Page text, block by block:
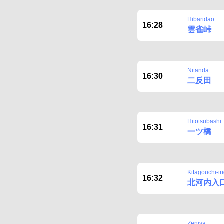
16:28
Hibaridao
雲雀峠
16:30
Nitanda
二反田
16:31
Hitotsubashi
一ツ橋
16:32
Kitagouchi-
北河内入